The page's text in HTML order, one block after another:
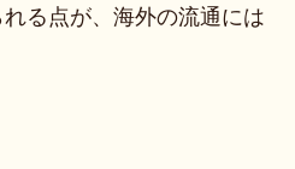
る点が、海外の流通には